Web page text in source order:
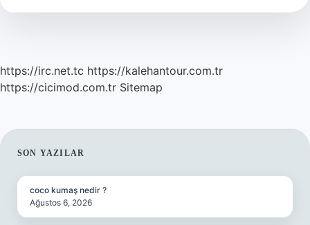
https://irc.net.tc https://kalehantour.com.tr
https://cicimod.com.tr Sitemap
SIDEBAR
SON YAZILAR
coco kumaş nedir ?
Ağustos 6, 2026